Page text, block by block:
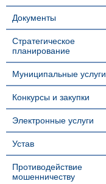
Документы
Стратегическое
планирование
Муниципальные услуги
Конкурсы и закупки
Электронные услуги
Устав
Противодействие
мошенничеству